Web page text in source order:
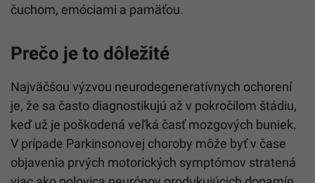
čuchom, emóciami a pamäťou.
Prečo je to dôležité
Najväčšou výzvou neurodegeneratívnych ochorení
je, že sa často diagnostikujú až v pokročilom štádiu,
keď už je poškodená veľká časť mozgových buniek.
V prípade Parkinsonovej choroby môže byť v čase
objavenia prvých motorických symptómov stratená